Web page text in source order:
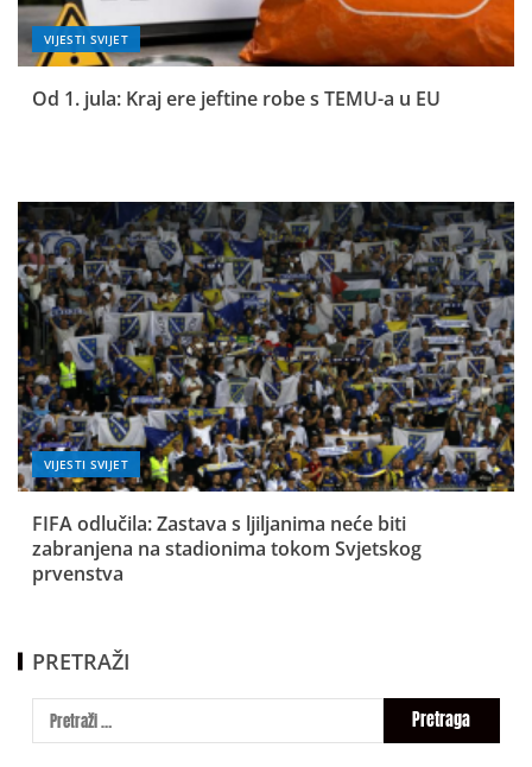
VIJESTI SVIJET
Od 1. jula: Kraj ere jeftine robe s TEMU-a u EU
VIJESTI SVIJET
FIFA odlučila: Zastava s ljiljanima neće biti
zabranjena na stadionima tokom Svjetskog
prvenstva
PRETRAŽI